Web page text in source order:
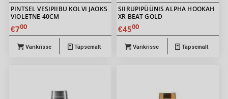
PINTSEL VESIPIIBU KOLVI JAOKS
VIOLETNE 40CM
€700
Vankrisse Täpsemalt
SIIRUPIPÜÜNIS ALPHA HOOKAH
XR BEAT GOLD
€4500
Vankrisse Täpsemalt